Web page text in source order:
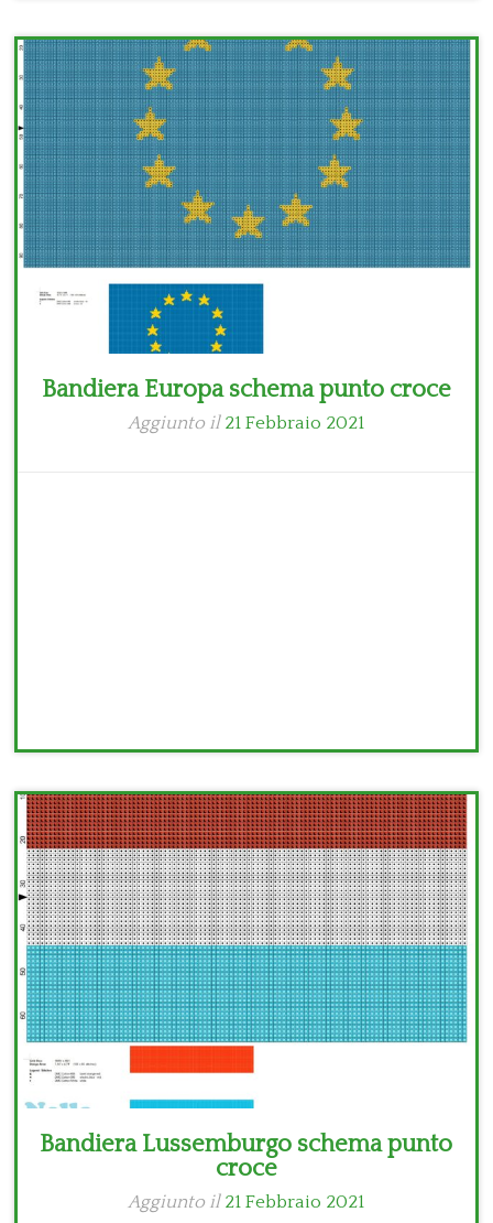
Bandiera Europa schema punto croce
Aggiunto il 21 Febbraio 2021
Bandiera Lussemburgo schema punto
croce
Aggiunto il 21 Febbraio 2021